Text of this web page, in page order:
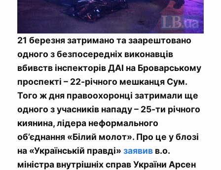
21 березня затримано та заарештовано
одного з безпосередніх виконавців
вбивств інспекторів ДАІ на Броварському
проспекті – 22-річного мешканця Сум.
Того ж дня правоохоронці затримали ще
одного з учасників нападу – 25-ти річного
киянина, лідера неформального
об’єднання «Білий молот». Про це у блозі
на «Українській правді» заявив в.о.
міністра внутрішніх справ України Арсен